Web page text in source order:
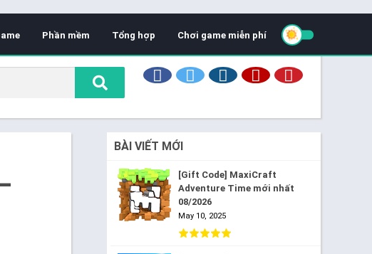
Phần mềm Tổng hợp Chơi game miễn phí
BÀI VIẾT MỚI
[Gift Code] MaxiCraft
Adventure Time mới nhất
08/2026
May 10, 2025